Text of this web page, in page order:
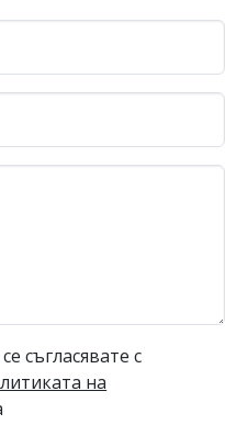
съгласявате с
на